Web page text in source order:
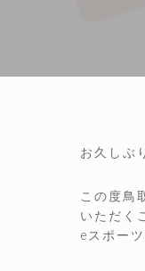
お久しぶ
この度鳥
いただく
eスポー